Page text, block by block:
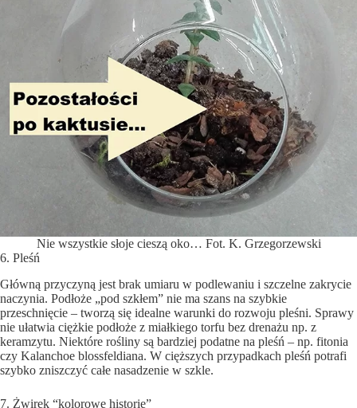
Nie wszystkie słoje cieszą oko… Fot. K. Grzegorzewski
6. Pleśń
Główną przyczyną jest brak umiaru w podlewaniu i szczelne zakrycie
naczynia. Podłoże „pod szkłem” nie ma szans na szybkie
przeschnięcie – tworzą się idealne warunki do rozwoju pleśni. Sprawy
nie ułatwia ciężkie podłoże z miałkiego torfu bez drenażu np. z
keramzytu. Niektóre rośliny są bardziej podatne na pleśń – np. fitonia
czy Kalanchoe blossfeldiana. W cięższych przypadkach pleśń potrafi
szybko zniszczyć całe nasadzenie w szkle.
7. Żwirek “kolorowe historie”